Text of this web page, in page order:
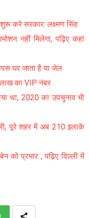
शुरू करे सरकार: लक्ष्मण सिंह
नहीं मिलेगा, पढ़िए कहां
घर जाता है या जेल
का VIP नंबर
था, 2020 का उपचुनाव भी
पूरे शहर में अब 210 इलाके
को प्रभार , पढ़िए दिल्ली में